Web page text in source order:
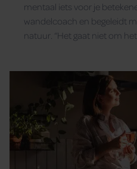
mentaal iets voor je
wandelcoach en begeleidt
natuur. “Het gaat niet om